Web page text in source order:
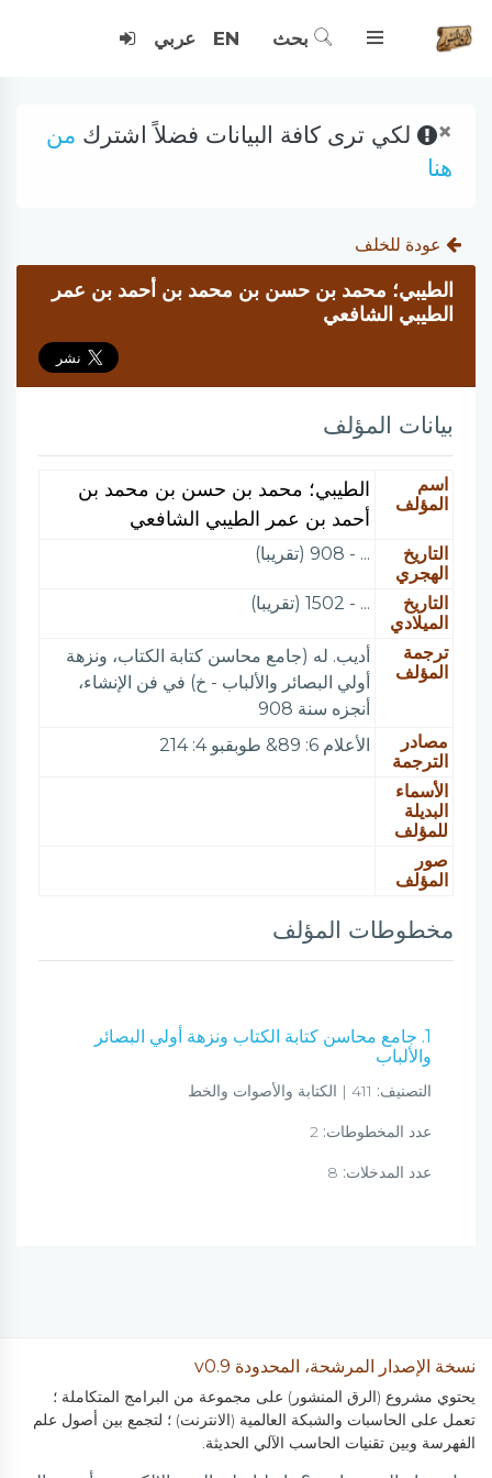
بحث EN عربي
× لكي ترى كافة البيانات فضلاً اشترك من
هنا
عودة للخلف
الطيبي؛ محمد بن حسن بن محمد بن أحمد بن عمر
الطيبي الشافعي
بيانات المؤلف
اسم
المؤلف
الطيبي؛ محمد بن حسن بن محمد بن
أحمد بن عمر الطيبي الشافعي
التاريخ
الهجري
... - 908 (تقريبا)
التاريخ
الميلادي
... - 1502 (تقريبا)
ترجمة
المؤلف
أديب. له (جامع محاسن كتابة الكتاب، ونزهة
أولي البصائر والألباب - خ) في فن الإنشاء،
أنجزه سنة 908
مصادر
الترجمة
الأعلام 6: 89& طوبقبو 4: 214
الأسماء
البديلة
للمؤلف
صور
المؤلف
مخطوطات المؤلف
1. جامع محاسن كتابة الكتاب ونزهة أولي البصائر
والألباب
التصنيف:
عدد المخطوطات:
عدد المدخلات:
نسخة الإصدار المرشحة، المحدودة v0.9
يحتوي مشروع (الرق المنشور) على مجموعة من البرامج المتكاملة ؛
تعمل على الحاسبات والشبكة العالمية (الانترنت) ؛ لتجمع بين أصول علم
الفهرسة وبين تقنيات الحاسب الآلي الحديثة.